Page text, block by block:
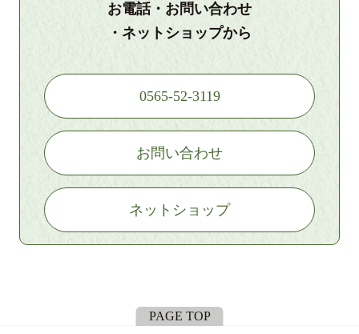
お電話・お問い合わせ
・ネットショップから
0565-52-3119
お問い合わせ
ネットショップ
PAGE TOP